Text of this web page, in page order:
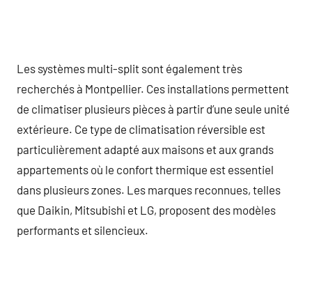
Les systèmes multi-split sont également très
recherchés à Montpellier. Ces installations permettent
de climatiser plusieurs pièces à partir d’une seule unité
extérieure. Ce type de climatisation réversible est
particulièrement adapté aux maisons et aux grands
appartements où le confort thermique est essentiel
dans plusieurs zones. Les marques reconnues, telles
que Daikin, Mitsubishi et LG, proposent des modèles
performants et silencieux.